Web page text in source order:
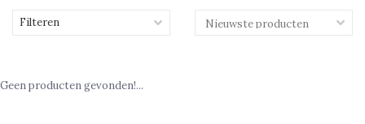
Filteren
Geen producten gevonden!...